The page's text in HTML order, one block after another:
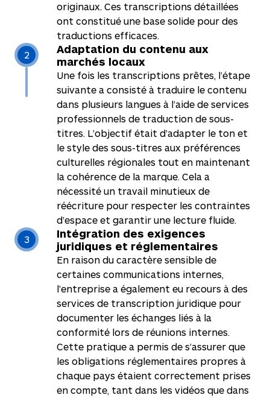
originaux. Ces transcriptions détaillées
ont constitué une base solide pour des
traductions efficaces.
2
Adaptation du contenu aux
marchés locaux
Une fois les transcriptions prêtes, l’étape
suivante a consisté à traduire le contenu
dans plusieurs langues à l’aide de services
professionnels de traduction de sous-
titres. L’objectif était d’adapter le ton et
le style des sous-titres aux préférences
culturelles régionales tout en maintenant
la cohérence de la marque. Cela a
nécessité un travail minutieux de
réécriture pour respecter les contraintes
d’espace et garantir une lecture fluide.
3
Intégration des exigences
juridiques et réglementaires
En raison du caractère sensible de
certaines communications internes,
l’entreprise a également eu recours à des
services de transcription juridique pour
documenter les échanges liés à la
conformité lors de réunions internes.
Cette pratique a permis de s’assurer que
les obligations réglementaires propres à
chaque pays étaient correctement prises
en compte, tant dans les vidéos que dans